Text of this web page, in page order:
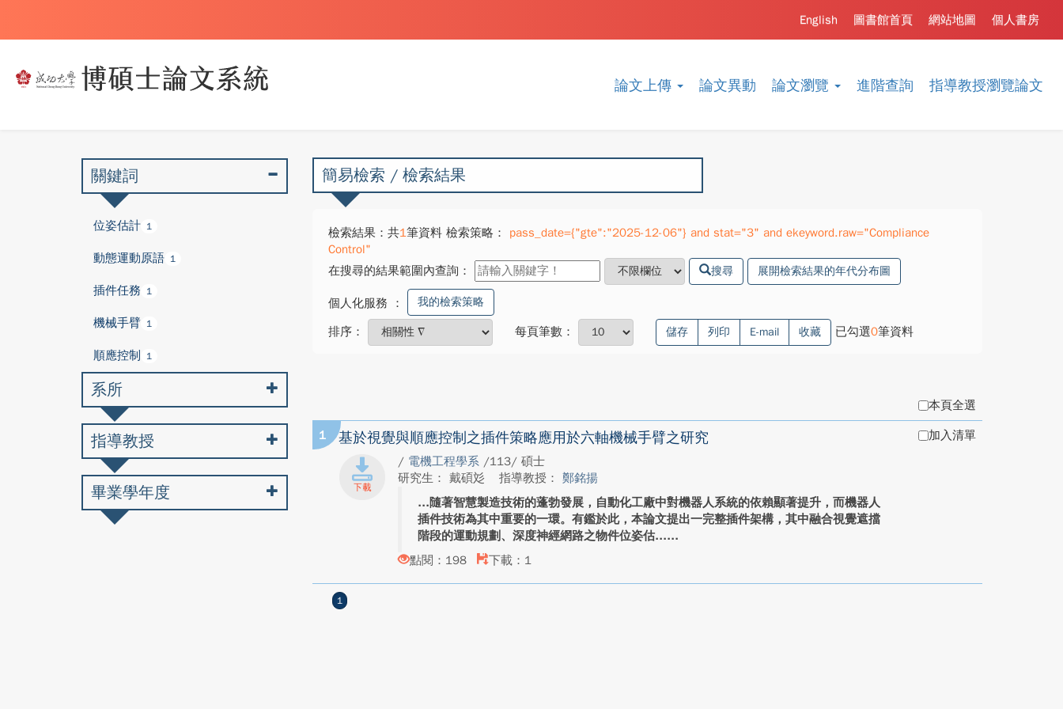
論文上傳 論文異動 論文瀏覽 進階查詢 指導教授瀏覽論文
個人書房
網站地圖
圖書館首頁
English
簡易檢索 / 檢索結果
檢索結果：共1筆資料 檢索策略：
pass_date={"gte":"2025-12-06"} and stat="3" and ekeyword.raw="Compliance
Control"
在搜尋的結果範圍內查詢：
搜尋 展開檢索結果的年代分布圖
個人化服務 ： 我的檢索策略
排序： 每頁筆數： 儲存 列印 E-mail 收藏 已勾選0筆資料
本頁全選
1 基於視覺與順應控制之插件策略應用於六軸機械手臂之研究
/ 電機工程學系 /113/ 碩士
研究生： 戴碩彣
指導教授： 鄭銘揚
隨著智慧製造技術的蓬勃發展，自動化工廠中對機器人系統的依賴顯著提升，而機器人
插件技術為其中重要的一環。有鑑於此，本論文提出一完整插件架構，其中融合視覺遮擋
階段的運動規劃、深度神經網路之物件位姿估...
點閱：198
下載：1
加入清單
1
關鍵詞
位姿估計 1
動態運動原語 1
插件任務 1
機械手臂 1
順應控制 1
系所
指導教授
畢業學年度